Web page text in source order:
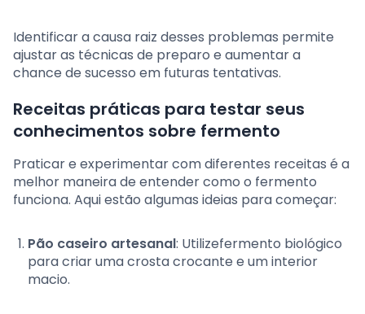
Identificar a causa raiz desses problemas permite
ajustar as técnicas de preparo e aumentar a
chance de sucesso em futuras tentativas.
Receitas práticas para testar seus
conhecimentos sobre fermento
Praticar e experimentar com diferentes receitas é a
melhor maneira de entender como o fermento
funciona. Aqui estão algumas ideias para começar:
Pão caseiro artesanal: Utilizefermento biológico
para criar uma crosta crocante e um interior
macio.